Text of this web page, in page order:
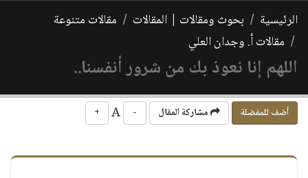
الرئيسية بحوث ومقالات | المقالات
مقالات متنوعة
مقالات أ. وجدان العلي
اللهم إنا نعوذ بك من شرور أنفسنا..
أضف للمفضلة مشاركة المقال -
+